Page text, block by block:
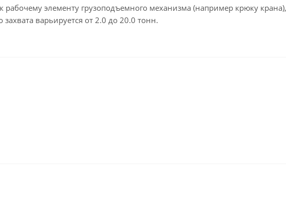
рабочему элементу грузоподъемного механизма (например крюку
варьируется от 2.0 до 20.0 тонн.